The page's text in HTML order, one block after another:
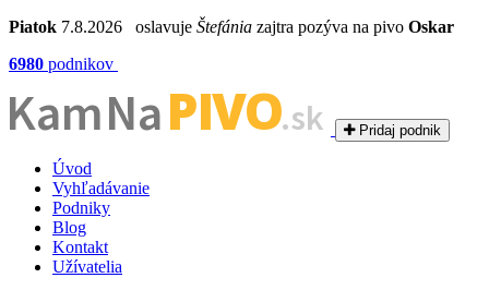
Piatok 7.8.2026 oslavuje Štefánia zajtra pozýva na pivo Oskar
6980 podnikov
Kam NaPIVO.sk Pridaj podnik
Úvod
Vyhľadávanie
Podniky
Blog
Kontakt
Užívatelia